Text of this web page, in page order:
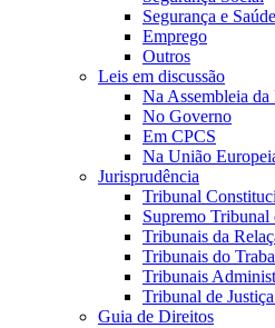
Segurança e Saúde
Emprego
Outros
Leis em discussão
Na Assembleia da
No Governo
Em CPCS
Na União
Jurisprudência
Tribunal
Supremo Tribunal
Tribunais da
Tribunais do
Tribunais
Tribunal de
Guia de Direitos